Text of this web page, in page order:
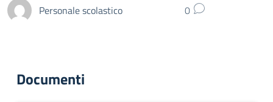
Personale scolastico 0
Documenti